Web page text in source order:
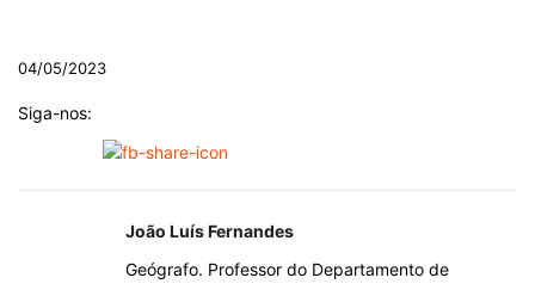
04/05/2023
Siga-nos:
João Luís Fernandes
Geógrafo. Professor do Departamento de